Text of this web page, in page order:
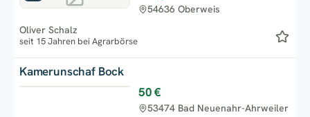
54636 Oberweis
Oliver Schalz
seit 15 Jahren bei Agrarbörse
Kamerunschaf Bock
50 €
53474 Bad Neuenahr-Ahrweiler